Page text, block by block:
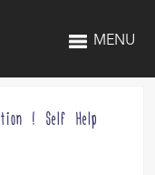
MENU
! Self Help